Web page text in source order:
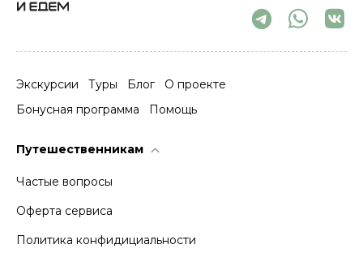
Экскурсии Туры Блог
О проекте
Бонусная программа
Помощь
Путешественникам
Частые вопросы
Оферта сервиса
Политика конфидициальности